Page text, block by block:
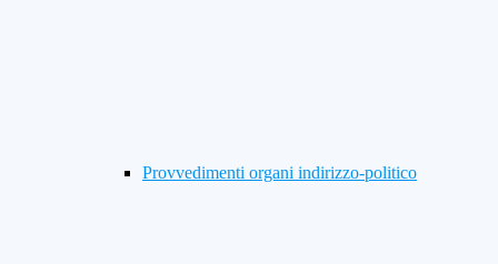
Provvedimenti organi indirizzo-politico